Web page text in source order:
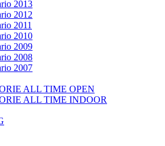
2013
2012
2011
2010
2009
2008
2007
ALL TIME OPEN
ALL TIME INDOOR